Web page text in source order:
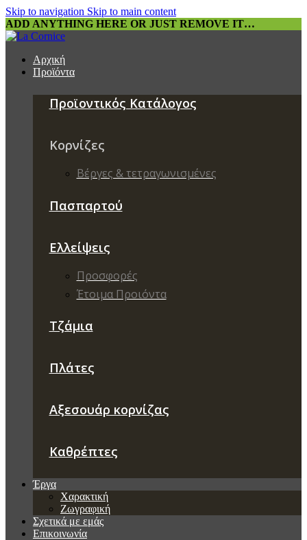
Skip to navigation Skip to main content
ADD ANYTHING HERE OR JUST REMOVE IT…
Αρχική
Προϊόντα
Προϊοντικός Κατάλογος
Κορνίζες
Βέργες & τετραγωνισμένες
Πασπαρτού
Ελλείψεις
Προσφορές
Έτοιμα Προιόντα
Τζάμια
Πλάτες
Αξεσουάρ κορνίζας
Καθρέπτες
Έργα
Χαρακτική
Ζωγραφική
Σχετικά με εμάς
Επικοινωνία